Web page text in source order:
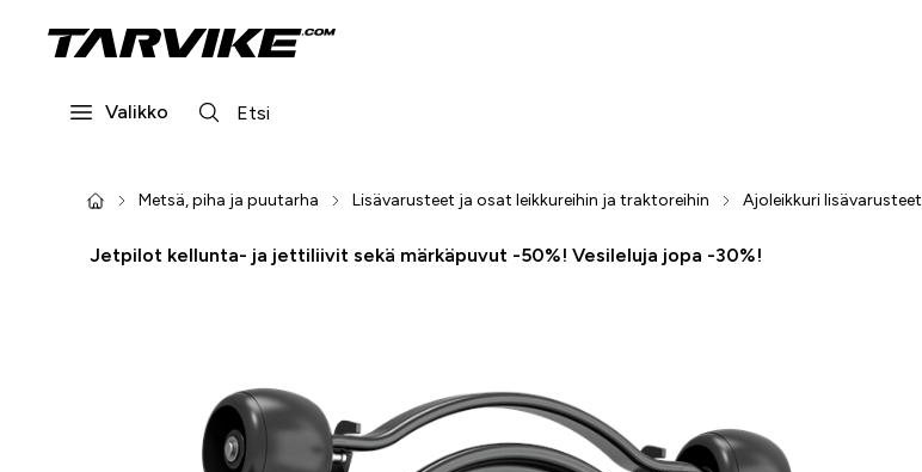
Valikko
Metsä, piha ja puutarha Lisävarusteet ja osat leikkureihin ja traktoreihin Ajoleikkuri lisävarusteet
Jetpilot kellunta- ja jettiliivit sekä märkäpuvut -50%! Vesileluja jopa -30%!